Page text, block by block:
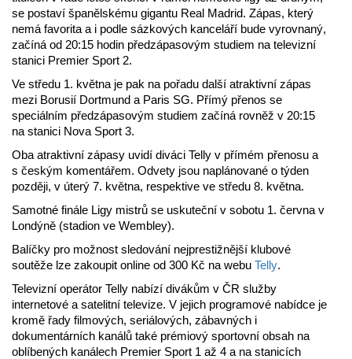
se postaví španělskému gigantu Real Madrid. Zápas, který
nemá favorita a i podle sázkových kanceláří bude vyrovnaný,
začíná od 20:15 hodin předzápasovým studiem na televizní
stanici Premier Sport 2.
Ve středu 1. května je pak na pořadu další atraktivní zápas
mezi Borusií Dortmund a Paris SG. Přímý přenos se
speciálním předzápasovým studiem začíná rovněž v 20:15
na stanici Nova Sport 3.
Oba atraktivní zápasy uvidí diváci Telly v přímém přenosu a
s českým komentářem. Odvety jsou naplánované o týden
později, v úterý 7. května, respektive ve středu 8. května.
Samotné finále Ligy mistrů se uskuteční v sobotu 1. června v
Londýně (stadion ve Wembley).
Balíčky pro možnost sledování nejprestižnější klubové
soutěže lze zakoupit online od 300 Kč na webu Telly.
Televizní operátor Telly nabízí divákům v ČR služby
internetové a satelitní televize. V jejich programové nabídce je
kromě řady filmových, seriálových, zábavných i
dokumentárních kanálů také prémiový sportovní obsah na
oblíbených kanálech Premier Sport 1 až 4 a na stanicích